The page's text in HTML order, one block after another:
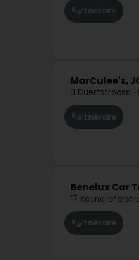
Itinéraire
MarCulee's,
11 Duerfstrooss
Itinéraire
Benelux Car
17
Itinéraire